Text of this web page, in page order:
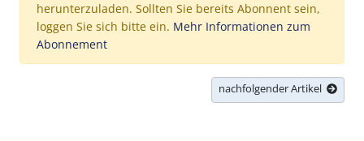
herunterzuladen. Sollten Sie bereits Abonnent sein,
loggen Sie sich bitte ein. Mehr Informationen zum
Abonnement
nachfolgender Artikel